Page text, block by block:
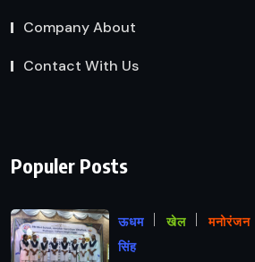
Company About
Contact With Us
Populer Posts
ऊधम
सिंह
खेल मनोरंजन